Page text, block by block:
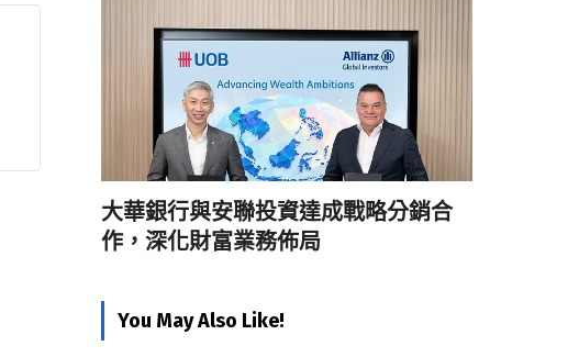
大華銀行與安聯投資達成戰略分銷合
作，深化財富業務佈局
You May Also Like!